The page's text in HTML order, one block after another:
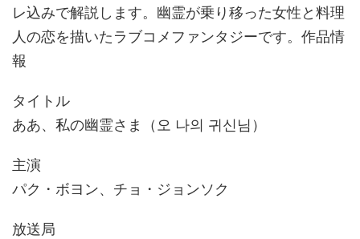
レ込みで解説します。幽霊が乗り移った女性と料理
人の恋を描いたラブコメファンタジーです。作品情
報
タイトル
ああ、私の幽霊さま（오 나의 귀신님）
主演
パク・ボヨン、チョ・ジョンソク
放送局